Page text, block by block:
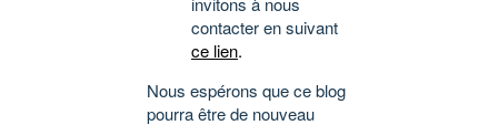
contacter en suivant
ce lien.
Nous espérons que ce blog
pourra être de nouveau